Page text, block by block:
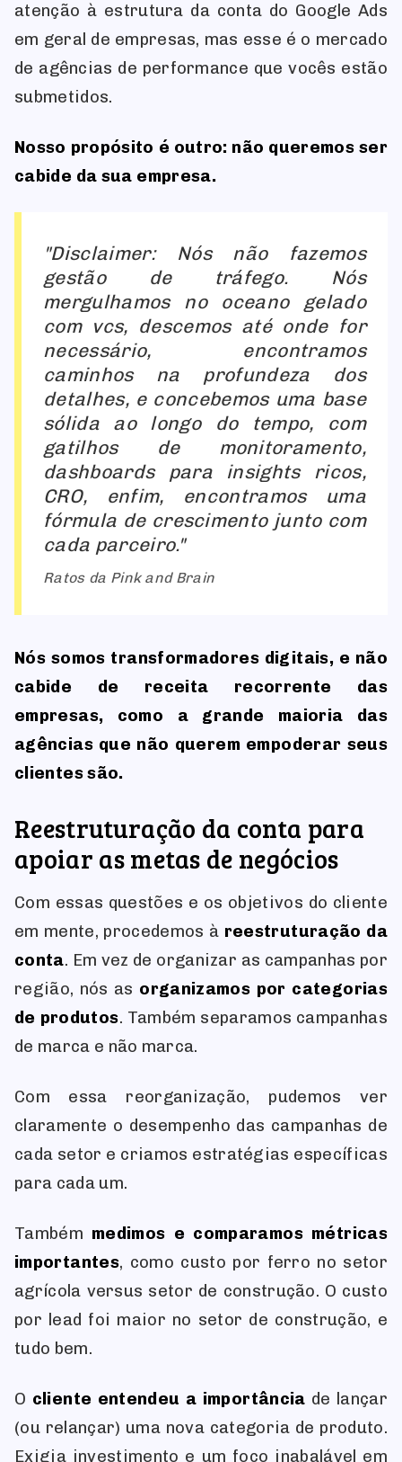
atenção à estrutura da conta do Google Ads
em geral de empresas, mas esse é o mercado
de agências de performance que vocês estão
submetidos.
Nosso propósito é outro: não queremos ser
cabide da sua empresa.
Disclaimer: Nós não fazemos
gestão de tráfego. Nós
mergulhamos no oceano gelado
com vcs, descemos até onde for
necessário, encontramos
caminhos na profundeza dos
detalhes, e concebemos uma base
sólida ao longo do tempo, com
gatilhos de monitoramento,
dashboards para insights ricos,
CRO, enfim, encontramos uma
fórmula de crescimento junto com
cada parceiro.
Ratos da Pink and Brain
Nós somos transformadores digitais, e não
cabide de receita recorrente das
empresas, como a grande maioria das
agências que não querem empoderar seus
clientes são.
Reestruturação da conta para
apoiar as metas de negócios
Com essas questões e os objetivos do cliente
em mente, procedemos à reestruturação da
conta. Em vez de organizar as campanhas por
região, nós as organizamos por categorias
de produtos. Também separamos campanhas
de marca e não marca.
Com essa reorganização, pudemos ver
claramente o desempenho das campanhas de
cada setor e criamos estratégias específicas
para cada um.
Também medimos e comparamos métricas
importantes, como custo por ferro no setor
agrícola versus setor de construção. O custo
por lead foi maior no setor de construção, e
tudo bem.
O cliente entendeu a importância de lançar
(ou relançar) uma nova categoria de produto.
Exigia investimento e um foco inabalável em